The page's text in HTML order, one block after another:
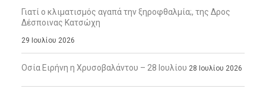
Γιατί ο κλιματισμός αγαπά την ξηροφθαλμία;, της Δρος
Δέσποινας Κατσώχη
29 Ιουλίου 2026
Οσία Ειρήνη η Χρυσοβαλάντου – 28 Ιουλίου 28 Ιουλίου 2026